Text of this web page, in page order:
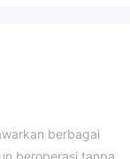
berbagai
beroperasi tanpa